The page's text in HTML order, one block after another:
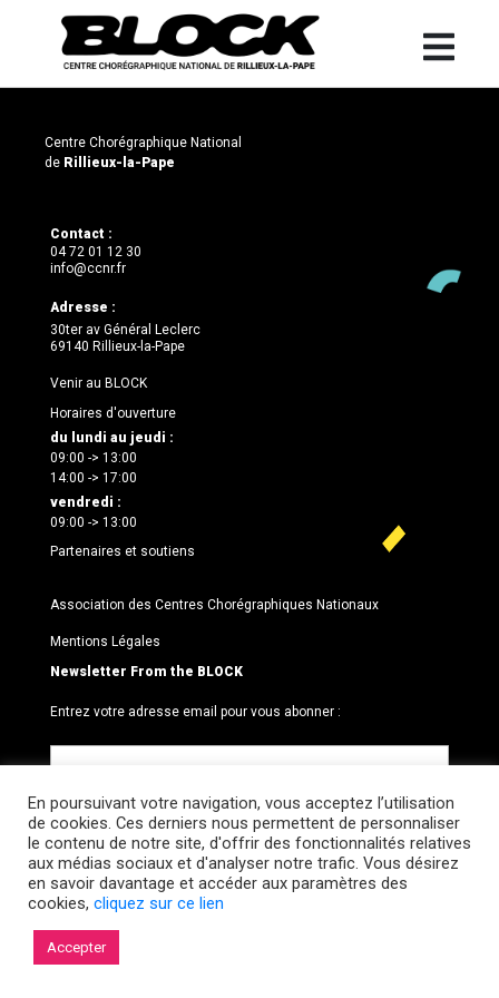
Centre Chorégraphique National
de Rillieux-la-Pape
Contact :
04 72 01 12 30
info@ccnr.fr
Adresse :
30ter av Général Leclerc
69140 Rillieux-la-Pape
Venir au BLOCK
Horaires d'ouverture
du lundi au jeudi :
09:00 -> 13:00
14:00 -> 17:00
vendredi :
09:00 -> 13:00
Partenaires et soutiens
Association des Centres Chorégraphiques Nationaux
Mentions Légales
Newsletter From the BLOCK
Entrez votre adresse email pour vous abonner :
© 2026 Le BLOCK · CCNR. Tous droits réservés.
En poursuivant votre navigation, vous acceptez l’utilisation
de cookies. Ces derniers nous permettent de personnaliser
le contenu de notre site, d'offrir des fonctionnalités relatives
aux médias sociaux et d'analyser notre trafic. Vous désirez
en savoir davantage et accéder aux paramètres des
cookies, cliquez sur ce lien
Accepter